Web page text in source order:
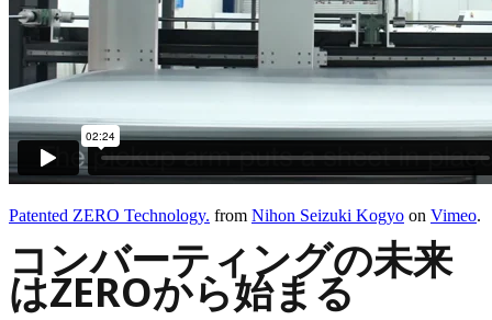
Patented ZERO Technology. from Nihon Seizuki Kogyo on Vimeo.
コンバーティングの未来
はZEROから始まる